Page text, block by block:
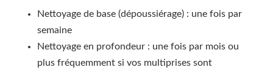
Nettoyage de base (dépoussiérage) : une fois par
semaine
Nettoyage en profondeur : une fois par mois ou
plus fréquemment si vos multiprises sont